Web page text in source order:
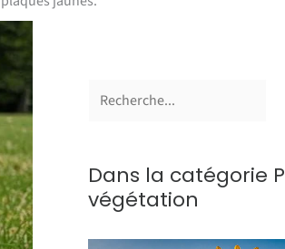
Dans la catégorie
végétation